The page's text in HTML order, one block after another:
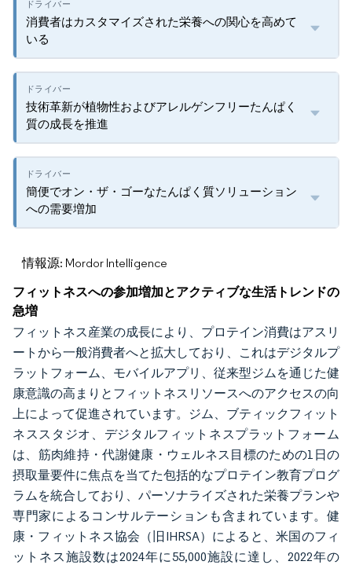
消費者はカスタマイズされた栄養への関心を高めて
いる
技術革新が植物性およびアレルゲンフリーたんぱく
質の成長を推進
簡便でオン・ザ・ゴーなたんぱく質ソリューション
への需要増加
情報源: Mordor Intelligence
フィットネスへの参加増加とアクティブな生活トレンドの
急増
フィットネス産業の成長により、プロテイン消費はアスリ
ートから一般消費者へと拡大しており、これはデジタルプ
ラットフォーム、モバイルアプリ、従来型ジムを通じた健
康意識の高まりとフィットネスリソースへのアクセスの向
上によって促進されています。ジム、ブティックフィット
ネススタジオ、デジタルフィットネスプラットフォーム
は、筋肉維持・代謝健康・ウェルネス目標のための1日の
摂取量要件に焦点を当てた包括的なプロテイン教育プログ
ラムを統合しており、パーソナライズされた栄養プランや
専門家によるコンサルテーションも含まれています。健
康・フィットネス協会（旧IHRSA）によると、米国のフィ
ットネス施設数は2024年に55,000施設に達し、2022年の